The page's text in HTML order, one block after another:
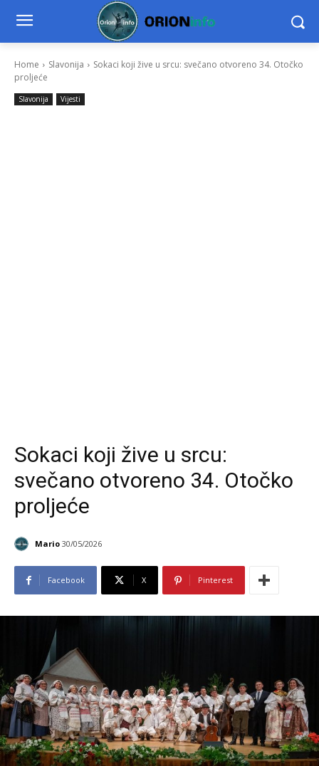
Home Slavonija
Sokaci koji žive u srcu: svečano otvoreno 34. Otočko
proljeće
Slavonija Vijesti
Sokaci koji žive u srcu:
svečano otvoreno 34. Otočko
proljeće
Mario 30/05/2026
Facebook X Pinterest